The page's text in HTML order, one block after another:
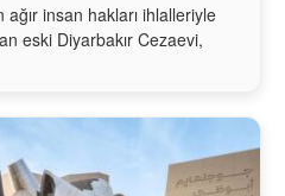
insan hakları ihlalleriyle
eski Diyarbakır Cezaevi,